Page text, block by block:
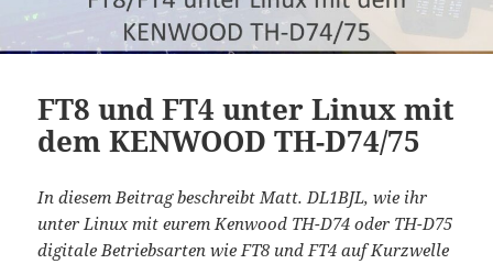
FT8 und FT4 unter Linux mit
dem KENWOOD TH-D74/75
In diesem Beitrag beschreibt Matt. DL1BJL, wie ihr
unter Linux mit eurem Kenwood TH-D74 oder TH-D75
digitale Betriebsarten wie FT8 und FT4 auf Kurzwelle